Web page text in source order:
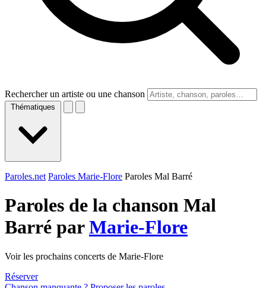
Rechercher un artiste ou une chanson
Thématiques
Paroles.net Paroles Marie-Flore Paroles Mal Barré
Paroles de la chanson Mal
Barré parMarie-Flore
Voir les prochains concerts de Marie-Flore
Réserver